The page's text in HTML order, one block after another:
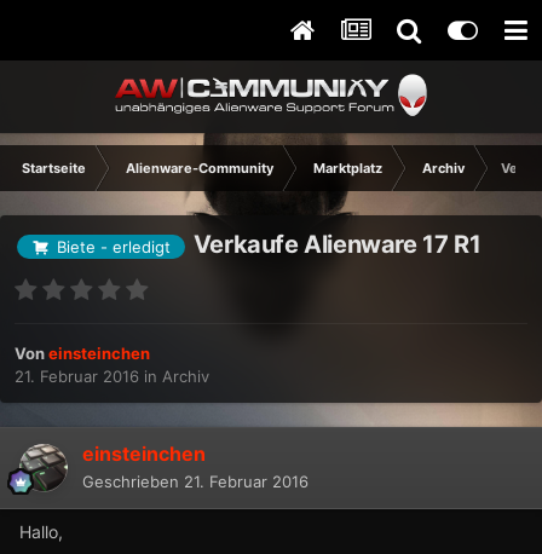
Startseite Alienware-Community Marktplatz Archiv
Biete - erledigt Verkaufe Alienware 17 R1
Voneinsteinchen
21. Februar 2016 in Archiv
einsteinchen
Geschrieben 21. Februar 2016
Hallo,